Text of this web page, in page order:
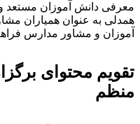
دانش آموزان مستعد و
به عنوان همیاران
و مشاور مدارس
محتوای